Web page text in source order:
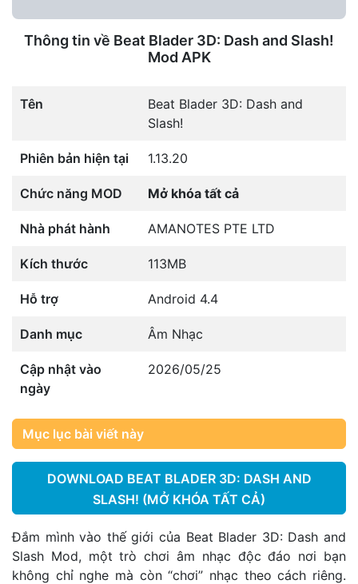
Thông tin về Beat Blader 3D: Dash and Slash!
Mod APK
Tên
Beat Blader 3D: Dash and
Slash!
Phiên bản hiện tại 1.13.20
Chức năng MOD Mở khóa tất cả
Nhà phát hành AMANOTES PTE LTD
Kích thước 113MB
Hỗ trợ Android 4.4
Danh mục Âm Nhạc
Cập nhật vào
ngày
2026/05/25
Mục lục bài viết này
DOWNLOAD BEAT BLADER 3D: DASH AND
SLASH! (MỞ KHÓA TẤT CẢ)
Đắm mình vào thế giới của Beat Blader 3D: Dash and
Slash Mod, một trò chơi âm nhạc độc đáo nơi bạn
không chỉ nghe mà còn “chơi” nhạc theo cách riêng.